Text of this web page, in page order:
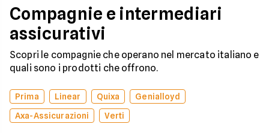
Compagnie e intermediari
assicurativi
Scopri le compagnie che operano nel mercato italiano e
quali sono i prodotti che offrono.
Prima Linear Quixa
Genialloyd
Axa-Assicurazioni
Verti